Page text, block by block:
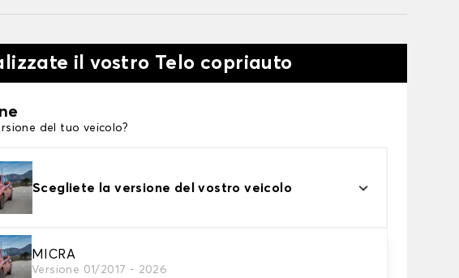
il vostro Telo copriauto
del tuo veicolo?
Scegliete la versione del vostro veicolo
MICRA
Versione 01/2017 - 2026
di protezione
protettivo adatto alle tue esigenze